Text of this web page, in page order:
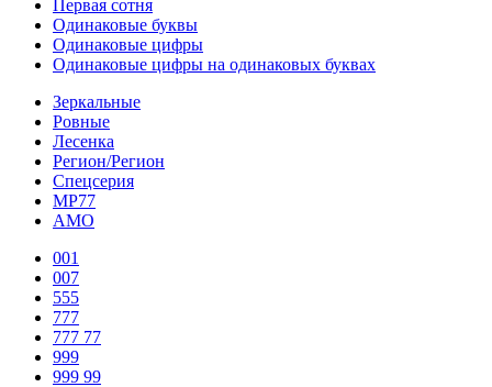
Первая сотня
Одинаковые буквы
Одинаковые цифры
Одинаковые цифры на одинаковых буквах
Зеркальные
Ровные
Лесенка
Регион/Регион
Спецсерия
МР77
АМО
001
007
555
777
777 77
999
999 99